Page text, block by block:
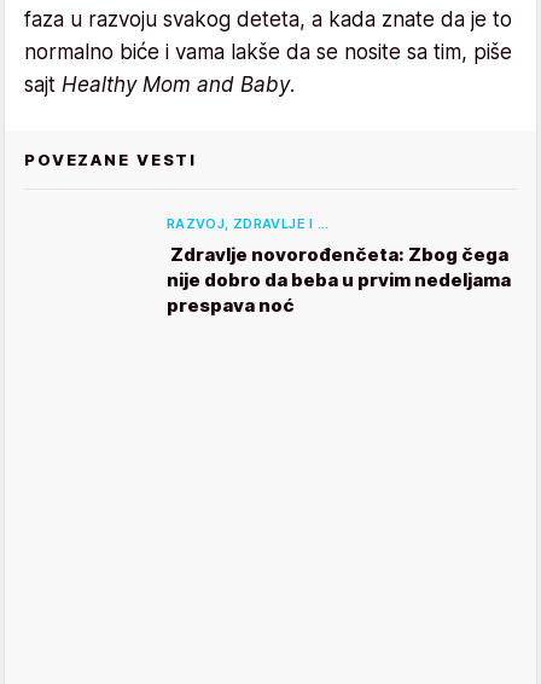
faza u razvoju svakog deteta, a kada znate da je to
normalno biće i vama lakše da se nosite sa tim, piše
sajt Healthy Mom and Baby.
POVEZANE VESTI
RAZVOJ, ZDRAVLJE I …
Zdravlje novorođenčeta: Zbog čega
nije dobro da beba u prvim nedeljama
prespava noć